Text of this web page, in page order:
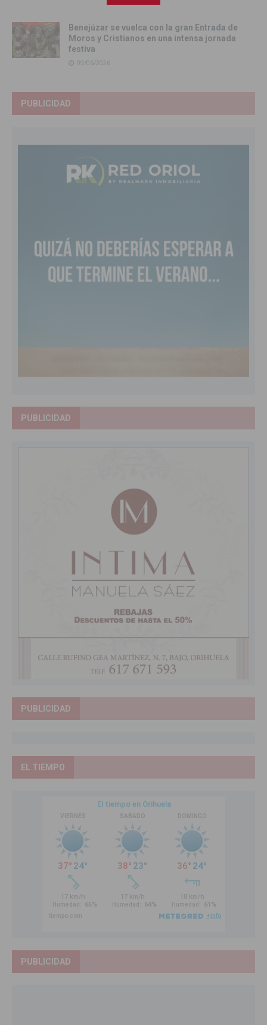
Benejúzar se vuelca con la gran Entrada de
Moros y Cristianos en una intensa jornada
festiva
09/06/2026
PUBLICIDAD
PUBLICIDAD
PUBLICIDAD
EL TIEMPO
PUBLICIDAD